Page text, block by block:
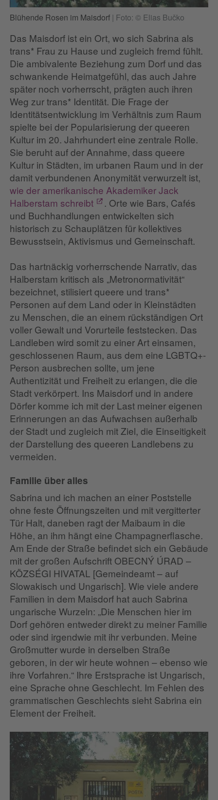
Blühende Rosen im Maisdorf | Foto: © Elias Bučko
Das Maisdorf ist ein Ort, wo sich Sabrina als
trans* Frau zu Hause und zugleich fremd fühlt.
Die ambivalente Beziehung zum Dorf und das
schwankende Heimatgefühl, das auch Jahre
später noch vorherrscht, prägten auch ihren
Weg zur trans* Identität. Die Frage der
Identitätsentwicklung im Verhältnis zum Raum
spielte bei der Popularisierung der queeren
Kultur im 20. Jahrhundert eine zentrale Rolle.
Sie beruht auf der Annahme, dass queere
Kultur in Städten, im urbanen Raum und in der
damit verbundenen Anonymität verwurzelt ist,
wie der amerikanische Akademiker Jack
Halberstam schreibt
. Orte wie Bars, Cafés
und Buchhandlungen entwickelten sich
historisch zu Schauplätzen für kollektives
Bewusstsein, Aktivismus und Gemeinschaft.
Das hartnäckig vorherrschende Narrativ, das
Halberstam kritisch als „Metronormativität“
bezeichnet, stilisiert queere und trans*
Personen auf dem Land oder in Kleinstädten
zu Menschen, die an einem rückständigen Ort
voller Gewalt und Vorurteile feststecken. Das
Landleben wird somit zu einer Art einsamen,
geschlossenen Raum, aus dem eine LGBTQ+-
Person ausbrechen sollte, um jene
Authentizität und Freiheit zu erlangen, die die
Stadt verkörpert. Ins Maisdorf und in andere
Dörfer komme ich mit der Last meiner eigenen
Erinnerungen an das Aufwachsen außerhalb
der Stadt und zugleich mit Ziel, die Einseitigkeit
der Darstellung des queeren Landlebens zu
vermeiden.
Familie über alles
Sabrina und ich machen an einer Poststelle
ohne feste Öffnungszeiten und mit vergitterter
Tür Halt, daneben ragt der Maibaum in die
Höhe, an ihm hängt eine Champagnerflasche.
Am Ende der Straße befindet sich ein Gebäude
mit der großen Aufschrift OBECNÝ ÚRAD –
KÖZSÉGI HIVATAL [Gemeindeamt – auf
Slowakisch und Ungarisch]. Wie viele andere
Familien in dem Maisdorf hat auch Sabrina
ungarische Wurzeln: „Die Menschen hier im
Dorf gehören entweder direkt zu meiner Familie
oder sind irgendwie mit ihr verbunden. Meine
Großmutter wurde in derselben Straße
geboren, in der wir heute wohnen – ebenso wie
ihre Vorfahren.“ Ihre Erstsprache ist Ungarisch,
eine Sprache ohne Geschlecht. Im Fehlen des
grammatischen Geschlechts sieht Sabrina ein
Element der Freiheit.